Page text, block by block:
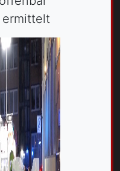
ermittelt